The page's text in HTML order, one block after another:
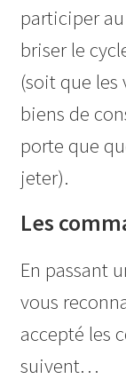
Nous contacter
Commande
participer
briser le
(soit que les
biens de
porte que
jeter).
Les
En passant
vous
accepté les
suivent…